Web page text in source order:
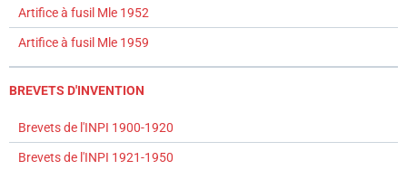
Artifice à fusil Mle 1952
Artifice à fusil Mle 1959
BREVETS D'INVENTION
Brevets de l'INPI 1900-1920
Brevets de l'INPI 1921-1950